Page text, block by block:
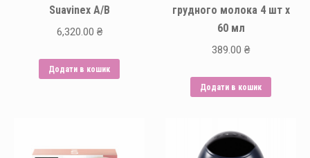
Suavinex A/B
6,320.00 ₴
Додати в кошик
грудного молока 4 шт х
60 мл
389.00 ₴
Додати в кошик